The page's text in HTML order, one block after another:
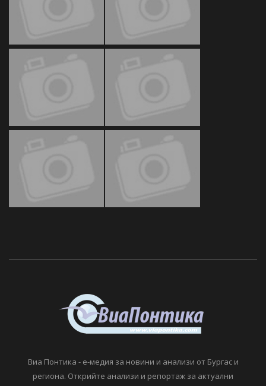
Виа Понтика - е-медия за новини и анализи от Бургас и
региона. Открийте анализи и репортаж за актуални